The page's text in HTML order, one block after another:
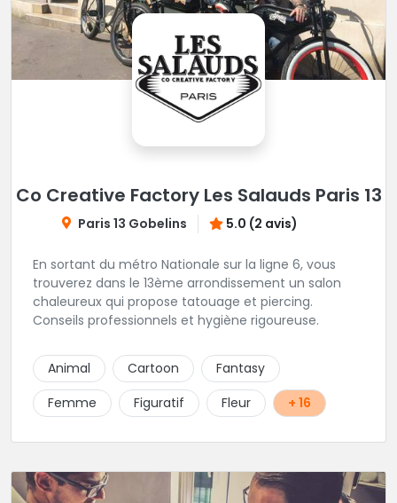
Co Creative Factory Les Salauds Paris 13
Paris 13 Gobelins 5.0 (2 avis)
En sortant du métro Nationale sur la ligne 6, vous
trouverez dans le 13ème arrondissement un salon
chaleureux qui propose tatouage et piercing.
Conseils professionnels et hygiène rigoureuse.
Animal Cartoon
Fantasy
Femme
Figuratif Fleur + 16